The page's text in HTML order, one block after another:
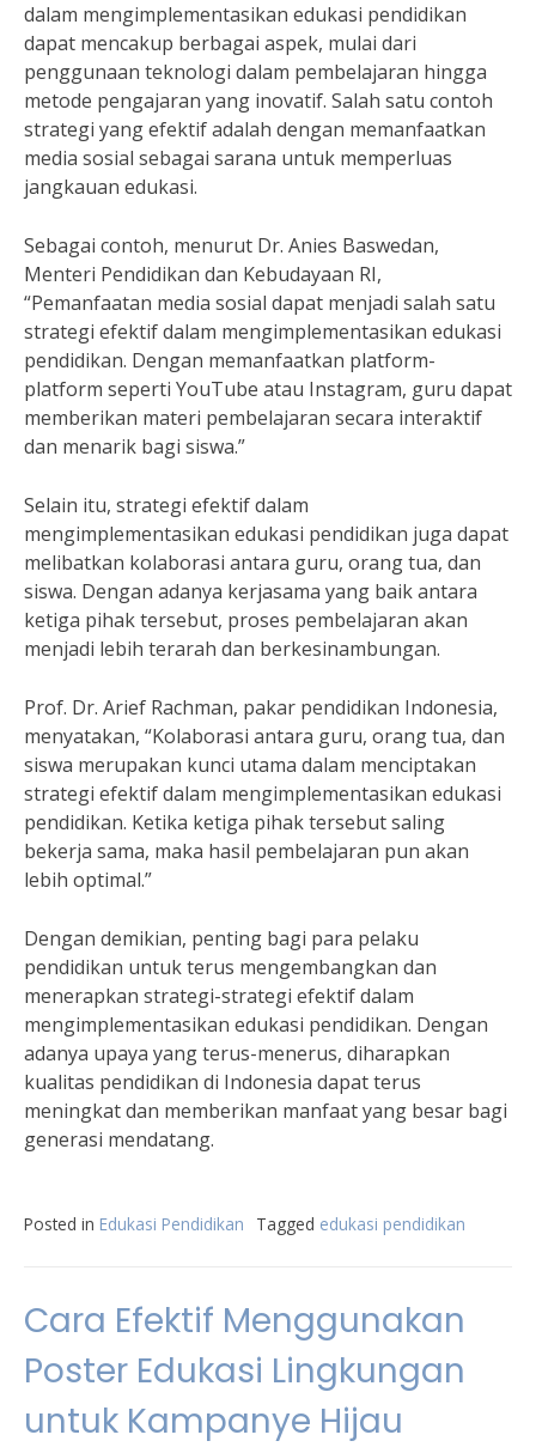
dalam mengimplementasikan edukasi pendidikan
dapat mencakup berbagai aspek, mulai dari
penggunaan teknologi dalam pembelajaran hingga
metode pengajaran yang inovatif. Salah satu contoh
strategi yang efektif adalah dengan memanfaatkan
media sosial sebagai sarana untuk memperluas
jangkauan edukasi.
Sebagai contoh, menurut Dr. Anies Baswedan,
Menteri Pendidikan dan Kebudayaan RI,
“Pemanfaatan media sosial dapat menjadi salah satu
strategi efektif dalam mengimplementasikan edukasi
pendidikan. Dengan memanfaatkan platform-
platform seperti YouTube atau Instagram, guru dapat
memberikan materi pembelajaran secara interaktif
dan menarik bagi siswa.”
Selain itu, strategi efektif dalam
mengimplementasikan edukasi pendidikan juga dapat
melibatkan kolaborasi antara guru, orang tua, dan
siswa. Dengan adanya kerjasama yang baik antara
ketiga pihak tersebut, proses pembelajaran akan
menjadi lebih terarah dan berkesinambungan.
Prof. Dr. Arief Rachman, pakar pendidikan Indonesia,
menyatakan, “Kolaborasi antara guru, orang tua, dan
siswa merupakan kunci utama dalam menciptakan
strategi efektif dalam mengimplementasikan edukasi
pendidikan. Ketika ketiga pihak tersebut saling
bekerja sama, maka hasil pembelajaran pun akan
lebih optimal.”
Dengan demikian, penting bagi para pelaku
pendidikan untuk terus mengembangkan dan
menerapkan strategi-strategi efektif dalam
mengimplementasikan edukasi pendidikan. Dengan
adanya upaya yang terus-menerus, diharapkan
kualitas pendidikan di Indonesia dapat terus
meningkat dan memberikan manfaat yang besar bagi
generasi mendatang.
Posted in Edukasi Pendidikan Tagged edukasi pendidikan
Cara Efektif Menggunakan
Poster Edukasi Lingkungan
untuk Kampanye Hijau